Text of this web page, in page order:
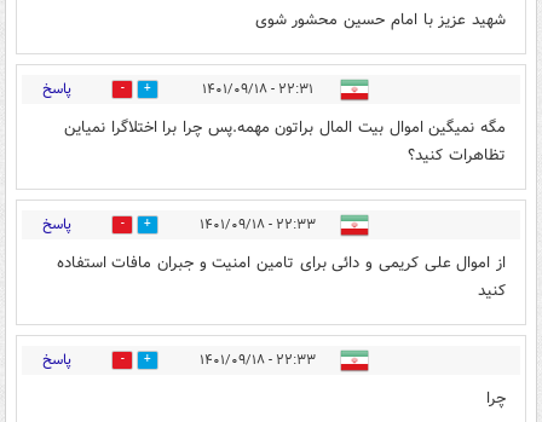
شهید عزیز با امام حسین محشور شوی
۲۲:۳۱ - ۱۴۰۱/۰۹/۱۸ 1 پاسخ
مگه نمیگین اموال بیت المال براتون مهمه.پس چرا برا اختلاگرا نمیاین
تظاهرات کنید؟
۲۲:۳۳ - ۱۴۰۱/۰۹/۱۸ 27 پاسخ
از اموال علی کریمی و دائی برای تامین امنیت و جبران مافات استفاده
کنید
۲۲:۳۳ - ۱۴۰۱/۰۹/۱۸ 1 پاسخ
چرا